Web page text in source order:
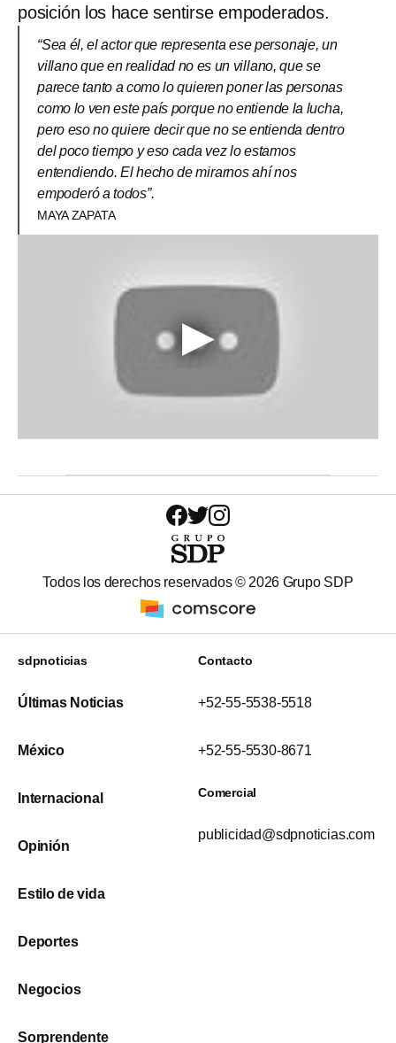
posición los hace sentirse empoderados.
“Sea él, el actor que representa ese personaje, un
villano que en realidad no es un villano, que se
parece tanto a como lo quieren poner las personas
como lo ven este país porque no entiende la lucha,
pero eso no quiere decir que no se entienda dentro
del poco tiempo y eso cada vez lo estamos
entendiendo. El hecho de mirarnos ahí nos
empoderó a todos”.
MAYA ZAPATA
Todos los derechos reservados © 2026 Grupo SDP
sdpnoticias
Últimas Noticias
México
Internacional
Opinión
Estilo de vida
Deportes
Negocios
Sorprendente
Contacto
+52-55-5538-5518
+52-55-5530-8671
Comercial
publicidad@sdpnoticias.com